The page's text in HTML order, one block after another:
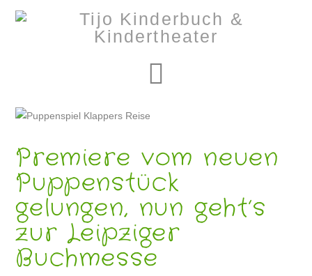
Premiere vom neuen
Puppenstück
gelungen, nun geht’s
zur Leipziger
Buchmesse